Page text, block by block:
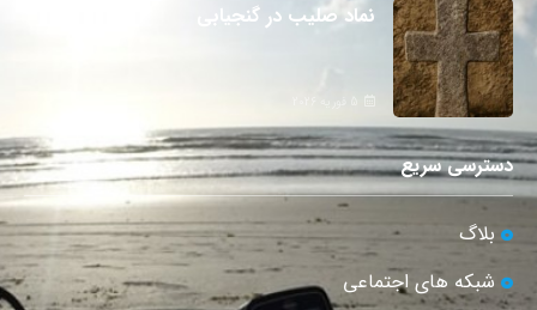
نماد صلیب در گنجیابی
دسترسی سریع
بلاگ
شبکه های اجتماعی